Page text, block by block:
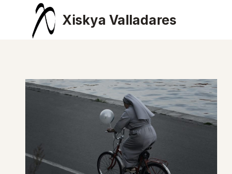
contenido
Xiskya Valladares